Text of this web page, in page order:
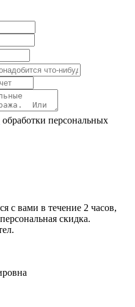
обработки персональных
с вами в течение 2 часов,
скидка.